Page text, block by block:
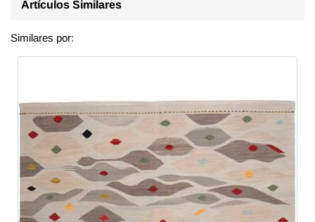
Artículos Similares
Similares por: